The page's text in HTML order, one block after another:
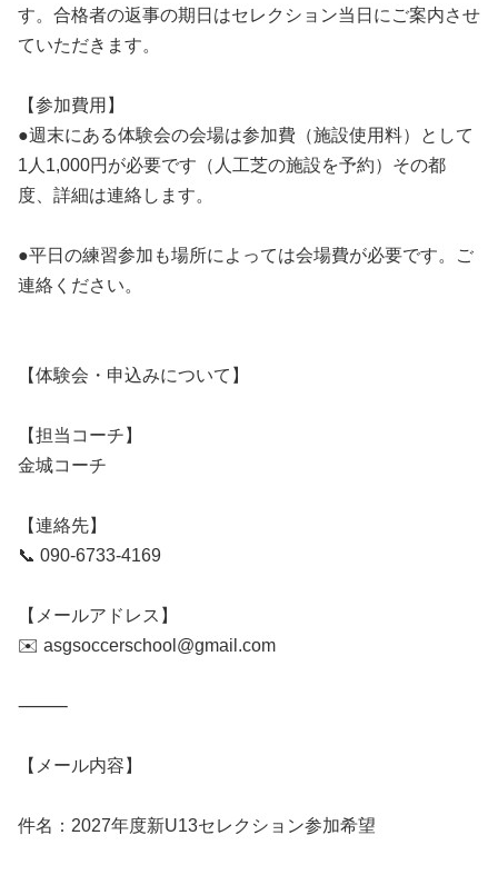
す。合格者の返事の期日はセレクション当日にご案内させ
ていただきます。
【参加費用】
●週末にある体験会の会場は参加費（施設使用料）として
1人1,000円が必要です（人工芝の施設を予約）その都
度、詳細は連絡します。
●平日の練習参加も場所によっては会場費が必要です。ご
連絡ください。
【体験会・申込みについて】
【担当コーチ】
金城コーチ
【連絡先】
📞 090-6733-4169
【メールアドレス】
✉️ asgsoccerschool@gmail.com
⸻
【メール内容】
件名：2027年度新U13セレクション参加希望